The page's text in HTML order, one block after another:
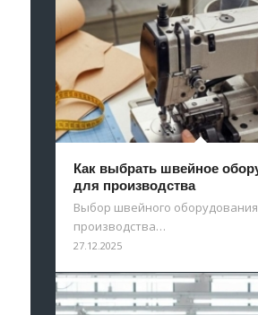
Как выбрать швейное
для производства
Выбор швейного
производства…
27.12.2025